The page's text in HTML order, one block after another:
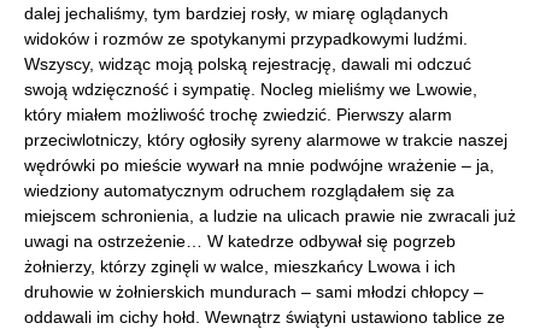
dalej jechaliśmy, tym bardziej rosły, w miarę oglądanych
widoków i rozmów ze spotykanymi przypadkowymi ludźmi.
Wszyscy, widząc moją polską rejestrację, dawali mi odczuć
swoją wdzięczność i sympatię. Nocleg mieliśmy we Lwowie,
który miałem możliwość trochę zwiedzić. Pierwszy alarm
przeciwlotniczy, który ogłosiły syreny alarmowe w trakcie naszej
wędrówki po mieście wywarł na mnie podwójne wrażenie – ja,
wiedziony automatycznym odruchem rozglądałem się za
miejscem schronienia, a ludzie na ulicach prawie nie zwracali już
uwagi na ostrzeżenie… W katedrze odbywał się pogrzeb
żołnierzy, którzy zginęli w walce, mieszkańcy Lwowa i ich
druhowie w żołnierskich mundurach – sami młodzi chłopcy –
oddawali im cichy hołd. Wewnątrz świątyni ustawiono tablice ze